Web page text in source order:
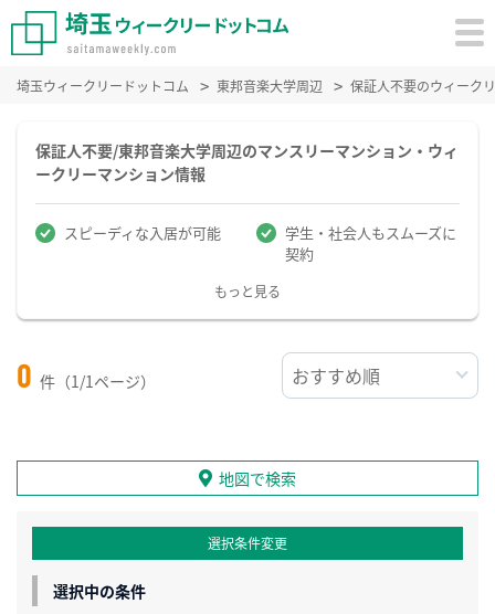
埼玉ウィークリードットコム 東邦音楽大学周辺 保証人不要のウィーク
保証人不要/東邦音楽大学周辺のマンスリーマンション・ウィ
ークリーマンション情報
スピーディな入居が可能
学生・社会人もスムーズに
契約
もっと見る
0 件（1/1ページ）
地図で検索
選択条件変更
選択中の条件